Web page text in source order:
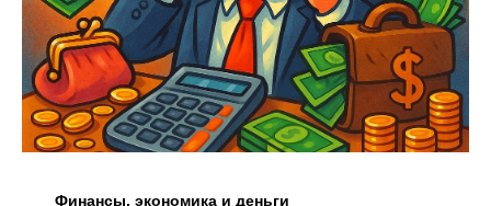
Финансы, экономика и деньги